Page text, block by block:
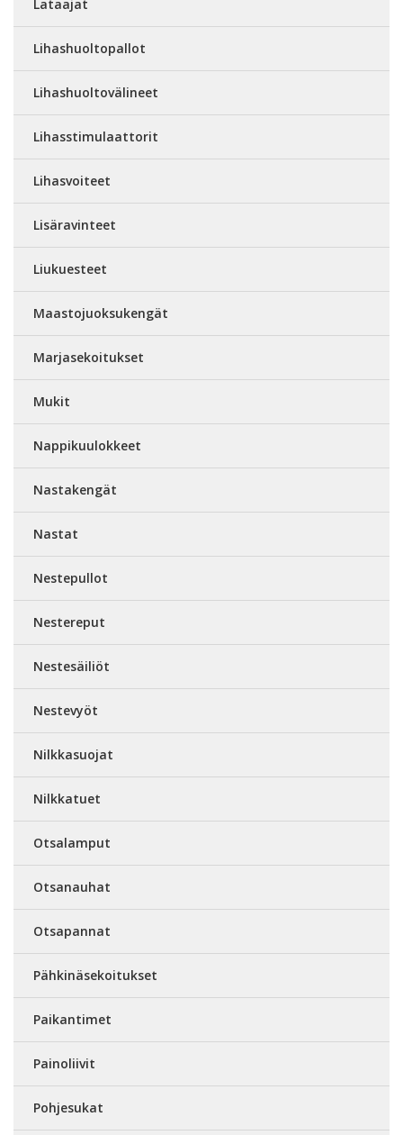
Lataajat
Lihashuoltopallot
Lihashuoltovälineet
Lihasstimulaattorit
Lihasvoiteet
Lisäravinteet
Liukuesteet
Maastojuoksukengät
Marjasekoitukset
Mukit
Nappikuulokkeet
Nastakengät
Nastat
Nestepullot
Nestereput
Nestesäiliöt
Nestevyöt
Nilkkasuojat
Nilkkatuet
Otsalamput
Otsanauhat
Otsapannat
Pähkinäsekoitukset
Paikantimet
Painoliivit
Pohjesukat